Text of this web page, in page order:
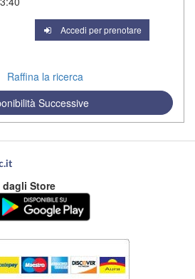
Accedi per prenotare
Raffina la ricerca
Successive
Store